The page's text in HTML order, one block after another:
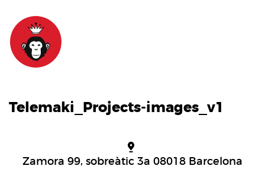
Telemaki_Projects-images_v1
Zamora 99, sobreàtic 3a 08018 Barcelona